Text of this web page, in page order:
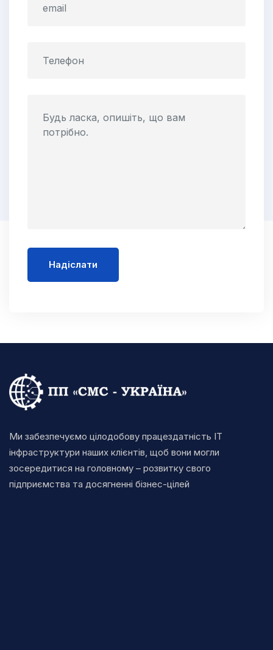
Надіслати
Ми забезпечуємо цілодобову працездатність ІТ
інфраструктури наших клієнтів, щоб вони могли
зосередитися на головному – розвитку свого
підприємства та досягненні бізнес-цілей